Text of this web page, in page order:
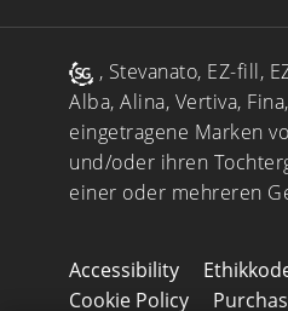
, Stevanato, EZ-fill,
Alba, Alina, Vertiva,
eingetragene Marken
und/oder ihren
einer oder mehreren
Accessibility
Cookie Policy